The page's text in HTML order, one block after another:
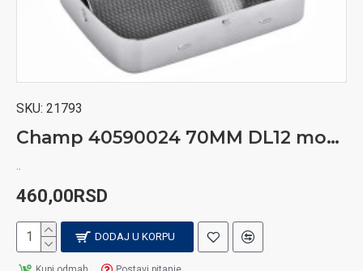
SKU: 21793
Champ 40590024 70MM DL12 motalica za cigarete
460,00RSD
DODAJ U KORPU